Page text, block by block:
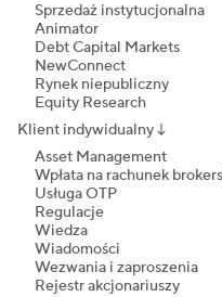
Sprzedaż instytucjonalna
Animator
Debt Capital Markets
NewConnect
Rynek niepubliczny
Equity Research
Klient indywidualny↓
Asset Management
Wpłata na rachunek
Usługa OTP
Regulacje
Wiedza
Wiadomości
Wezwania i zaproszenia
Rejestr akcjonariuszy